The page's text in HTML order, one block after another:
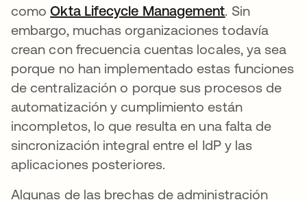
comoOkta Lifecycle Managementse abre en
. Sin
embargo, muchas organizaciones todavía
crean con frecuencia cuentas locales, ya sea
porque no han implementado estas funciones
de centralización o porque sus procesos de
automatización y cumplimiento están
incompletos, lo que resulta en una falta de
sincronización integral entre el IdP y las
aplicaciones posteriores.
Algunas de las brechas de administración